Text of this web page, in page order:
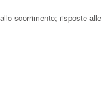
scorrimento; risposte alle